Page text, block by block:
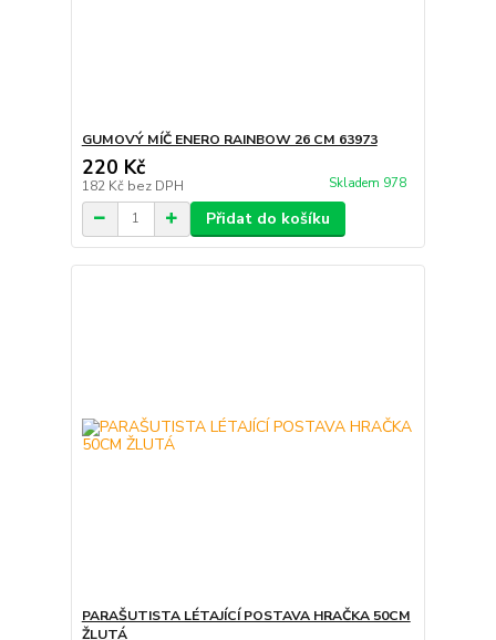
GUMOVÝ MÍČ ENERO RAINBOW 26 CM 63973
220 Kč
182 Kč bez DPH Skladem 978
Přidat do košíku
PARAŠUTISTA LÉTAJÍCÍ POSTAVA HRAČKA 50CM
ŽLUTÁ